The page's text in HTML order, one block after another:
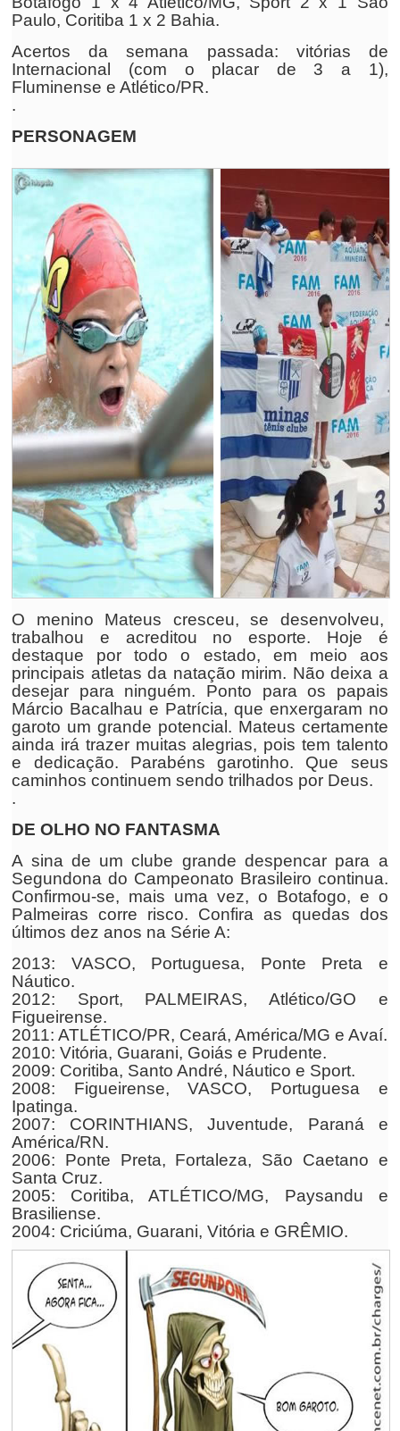
Paulo, Coritiba 1 x 2 Bahia.
Acertos da semana passada: vitórias de
Internacional (com o placar de 3 a 1),
Fluminense e Atlético/PR.
.
PERSONAGEM
O menino Mateus cresceu, se desenvolveu,
trabalhou e acreditou no esporte. Hoje é
destaque por todo o estado, em meio aos
principais atletas da natação mirim. Não deixa a
desejar para ninguém. Ponto para os papais
Márcio Bacalhau e Patrícia, que enxergaram no
garoto um grande potencial. Mateus certamente
ainda irá trazer muitas alegrias, pois tem talento
e dedicação. Parabéns garotinho. Que seus
caminhos continuem sendo trilhados por Deus.
.
DE OLHO NO FANTASMA
A sina de um clube grande despencar para a
Segundona do Campeonato Brasileiro continua.
Confirmou-se, mais uma vez, o Botafogo, e o
Palmeiras corre risco. Confira as quedas dos
últimos dez anos na Série A:
2013: VASCO, Portuguesa, Ponte Preta e
Náutico.
2012: Sport, PALMEIRAS, Atlético/GO e
Figueirense.
2011: ATLÉTICO/PR, Ceará, América/MG e Avaí.
2010: Vitória, Guarani, Goiás e Prudente.
2009: Coritiba, Santo André, Náutico e Sport.
2008: Figueirense, VASCO, Portuguesa e
Ipatinga.
2007: CORINTHIANS, Juventude, Paraná e
América/RN.
2006: Ponte Preta, Fortaleza, São Caetano e
Santa Cruz.
2005: Coritiba, ATLÉTICO/MG, Paysandu e
Brasiliense.
2004: Criciúma, Guarani, Vitória e GRÊMIO.